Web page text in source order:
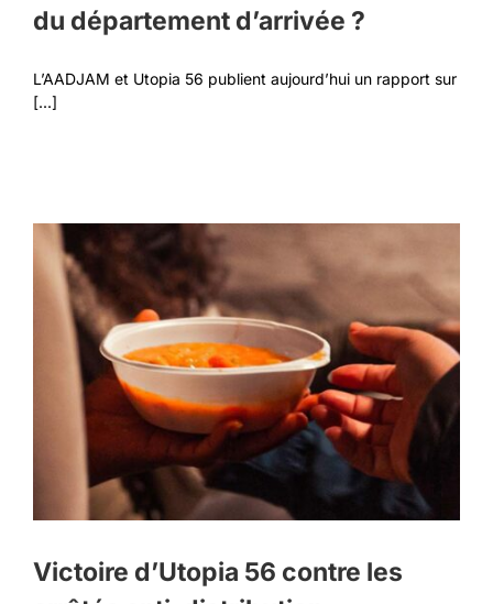
du département d’arrivée ?
L’AADJAM et Utopia 56 publient aujourd’hui un rapport sur
[...]
Victoire d’Utopia 56 contre les